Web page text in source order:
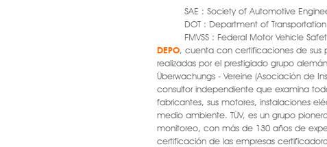
SAE : Society of Automotive
DOT : Department of Transportation
FMVSS : Federal Motor Vehicle
DEPO, cuenta con certificaciones de sus
realizadas por el prestigiado grupo
Überwachungs - Vereine (Asociación de
consultor independiente que examina
fabricantes, sus motores, instalaciones
medio ambiente. TÜV, es un grupo
monitoreo, con más de 130 años de
certificación de las empresas